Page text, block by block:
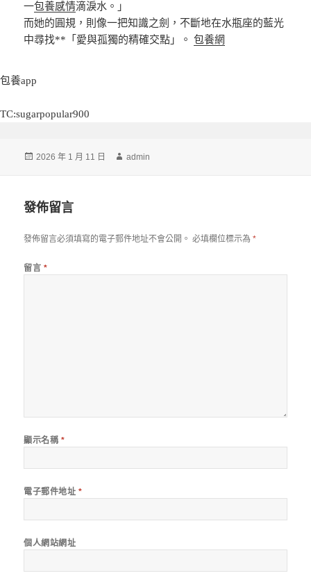
一包養感情滴淚水。」
而她的圓規，則像一把知識之劍，不斷地在水瓶座的藍光
中尋找**「愛與孤獨的精確交點」。包養網
包養app
TC:sugarpopular900
發
2026 年 1 月 11 日
作
admin
發佈留言
發佈留言必須填寫的電子郵件地址不會公開。 必填欄位標示為*
留言 *
顯示名稱 *
電子郵件地址 *
個人網站網址